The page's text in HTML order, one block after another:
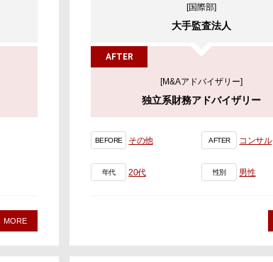
MORE
[国際部]
大手監査法人
AFTER
[M&Aアドバイザリー]
独立系財務アドバイザリー
BEFORE その他 AFTER コンサル
年代 20代 性別 男性